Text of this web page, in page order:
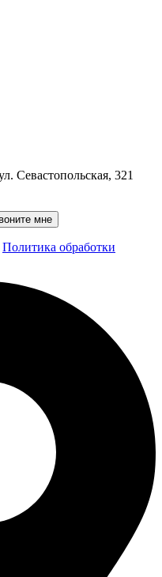
Политика обработки